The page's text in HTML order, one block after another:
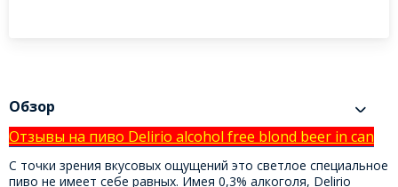
Обзор
Отзывы на пиво Delirio alcohol free blond beer in can
С точки зрения вкусовых ощущений это светлое специальное
пиво не имеет себе равных. Имея 0,3% алкоголя, Delirio